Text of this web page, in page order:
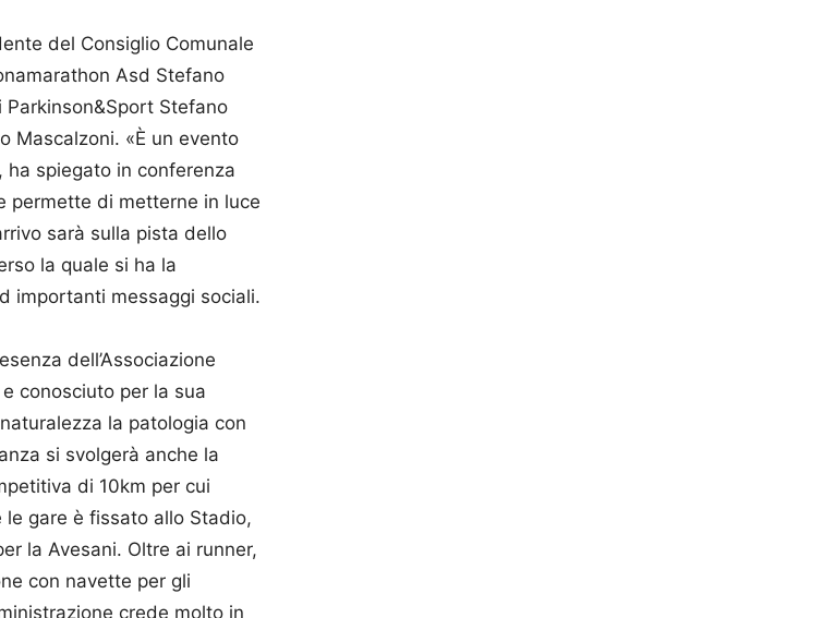
del Consiglio Comunale
Asd Stefano
Parkinson&Sport Stefano
Mascalzoni. «È un evento
ha spiegato in conferenza
permette di metterne in luce
sarà sulla pista dello
la quale si ha la
importanti messaggi sociali.
dell’Associazione
conosciuto per la sua
la patologia con
si svolgerà anche la
di 10km per cui
gare è fissato allo Stadio,
la Avesani. Oltre ai runner,
con navette per gli
crede molto in